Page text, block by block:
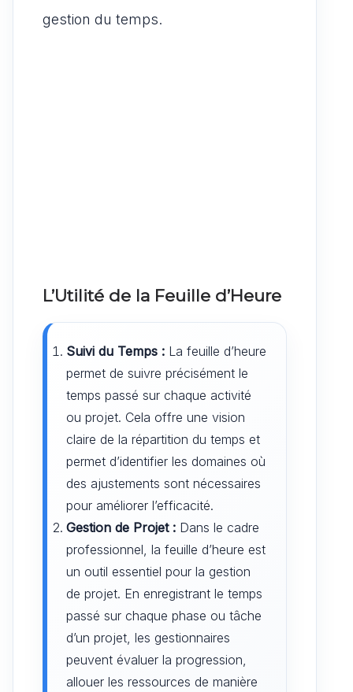
gestion du temps.
L’Utilité de la Feuille d’Heure
Suivi du Temps : La feuille d’heure
permet de suivre précisément le
temps passé sur chaque activité
ou projet. Cela offre une vision
claire de la répartition du temps et
permet d’identifier les domaines où
des ajustements sont nécessaires
pour améliorer l’efficacité.
Gestion de Projet : Dans le cadre
professionnel, la feuille d’heure est
un outil essentiel pour la gestion
de projet. En enregistrant le temps
passé sur chaque phase ou tâche
d’un projet, les gestionnaires
peuvent évaluer la progression,
allouer les ressources de manière